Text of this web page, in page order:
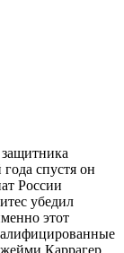
спустя он
России
убедил
этот